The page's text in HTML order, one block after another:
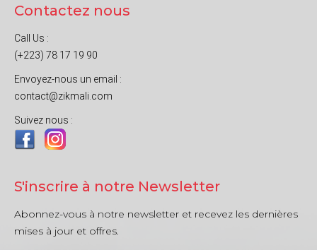
Contactez nous
Call Us :
(+223) 78 17 19 90
Envoyez-nous un email :
contact@zikmali.com
Suivez nous :
S'inscrire à notre Newsletter
Abonnez-vous à notre newsletter et recevez les dernières
mises à jour et offres.